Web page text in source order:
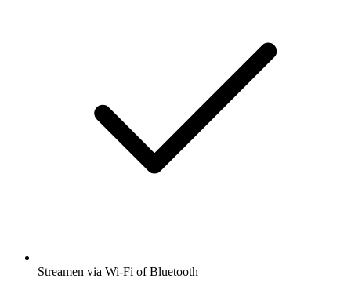
Streamen via Wi-Fi of Bluetooth